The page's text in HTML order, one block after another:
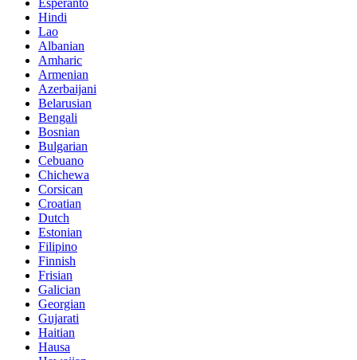
Esperanto
Hindi
Lao
Albanian
Amharic
Armenian
Azerbaijani
Belarusian
Bengali
Bosnian
Bulgarian
Cebuano
Chichewa
Corsican
Croatian
Dutch
Estonian
Filipino
Finnish
Frisian
Galician
Georgian
Gujarati
Haitian
Hausa